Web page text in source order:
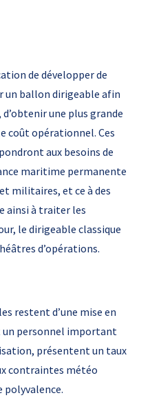
de développer de
un ballon dirigeable afin
une plus grande
coût opérationnel. Ces
aux besoins de
maritime permanente
militaires, et ce à des
ainsi à traiter les
le dirigeable classique
d’opérations.
restent d’une mise en
personnel important
présentent un taux
contraintes météo
polyvalence.